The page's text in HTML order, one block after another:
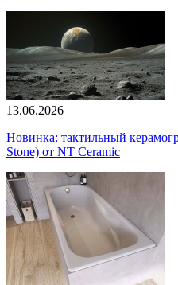
13.06.2026
Новинка: тактильный
Stone) от NT Ceramic